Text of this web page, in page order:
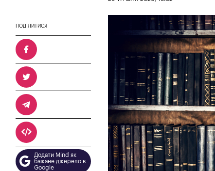
ПОДІЛИТИСЯ
Додати Mind як
бажане джерело в
Google